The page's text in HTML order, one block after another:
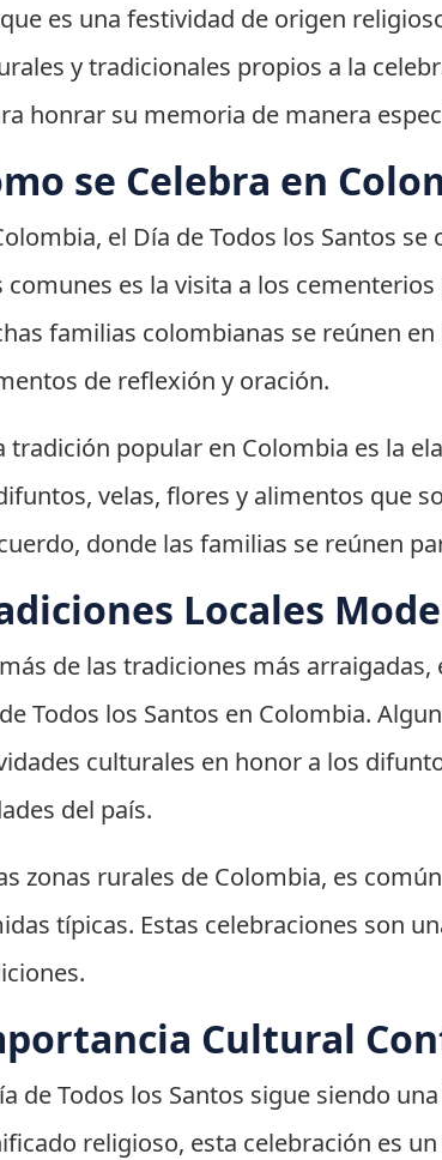
es una festividad de origen
y tradicionales propios a la
honrar su memoria de manera
se Celebra en
el Día de Todos los Santos
comunes es la visita a los
familias colombianas se reúnen
de reflexión y oración.
tradición popular en Colombia es la
velas, flores y alimentos que
donde las familias se reúnen
Locales
de las tradiciones más
Todos los Santos en Colombia.
culturales en honor a los
del país.
zonas rurales de Colombia, es
típicas. Estas celebraciones son
Cultural
de Todos los Santos sigue siendo
religioso, esta celebración es